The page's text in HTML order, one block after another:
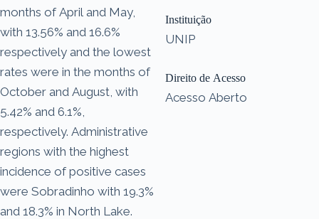
months of April and May,
with 13.56% and 16.6%
respectively and the lowest
rates were in the months of
October and August, with
5.42% and 6.1%,
respectively. Administrative
regions with the highest
incidence of positive cases
were Sobradinho with 19.3%
and 18.3% in North Lake.
Instituição
UNIP
Direito de Acesso
Acesso Aberto